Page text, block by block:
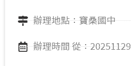
辦理地點：寶桑國中
辦理時間 從：20251129